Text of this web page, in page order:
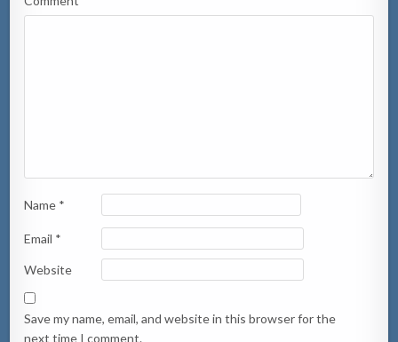
Name *
Email *
Website
Save my name, email, and website in this browser for the
next time I comment.